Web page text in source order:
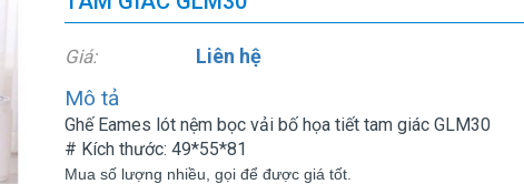
Giá: Liên hệ
Mô tả
Ghế Eames lót nệm bọc vải bố họa tiết tam giác GLM30
# Kích thước: 49*55*81
Mua số lượng nhiều, gọi để được giá tốt.